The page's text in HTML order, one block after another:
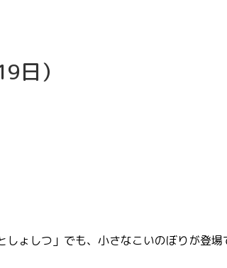
日）
ょしつ」でも、小さなこいのぼりが登場